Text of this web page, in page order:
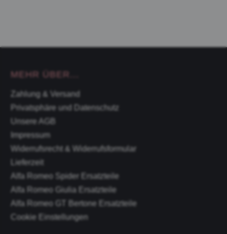
MEHR ÜBER...
Zahlung & Versand
Privatsphäre und Datenschutz
Unsere AGB
Impressum
Widerrufsrecht & Widerrufsformular
Lieferzeit
Alfa Romeo Spider Ersatzteile
Alfa Romeo Giulia Ersatzteile
Alfa Romeo GT Bertone Ersatzteile
Cookie Einstellungen